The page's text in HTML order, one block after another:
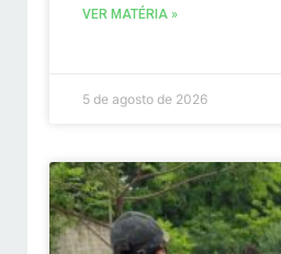
VER MATÉRIA »
5 de agosto de 2026